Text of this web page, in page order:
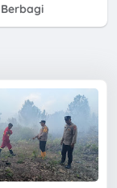
Berbagi